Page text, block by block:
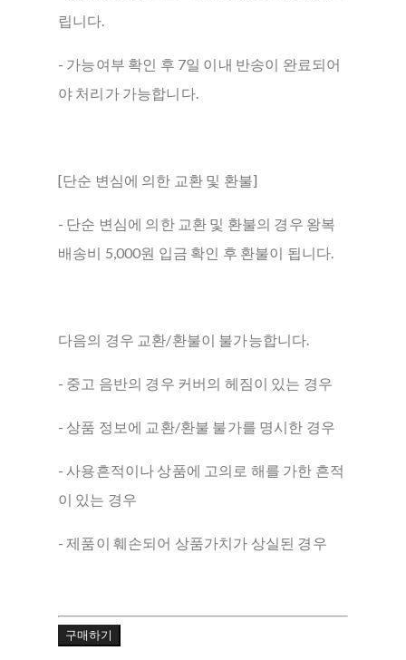
립니다.
- 가능여부 확인 후 7일 이내 반송이 완료되어
야 처리가 가능합니다.
[단순 변심에 의한 교환 및 환불]
- 단순 변심에 의한 교환 및 환불의 경우 왕복
배송비 5,000원 입금 확인 후 환불이 됩니다.
다음의 경우 교환/환불이 불가능합니다.
- 중고 음반의 경우 커버의 헤짐이 있는 경우
- 상품 정보에 교환/환불 불가를 명시한 경우
- 사용흔적이나 상품에 고의로 해를 가한 흔적
이 있는 경우
- 제품이 훼손되어 상품가치가 상실된 경우
구매하기